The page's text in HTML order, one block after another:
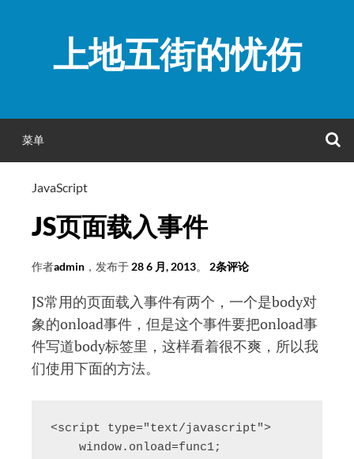
上地五街的忧伤
菜单
JavaScript
JS页面载入事件
作者admin ，发布于 28 6 月, 2013。 2条评论
JS常用的页面载入事件有两个，一个是body对
象的onload事件，但是这个事件要把onload事
件写道body标签里，这样看着很不爽，所以我
们使用下面的方法。
<script type="text/javascript">
    window.onload=func1;